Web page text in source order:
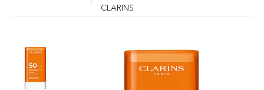
CLARINS